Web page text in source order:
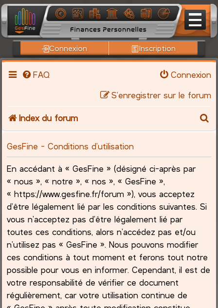
Connexion Inscription
FAQ
Connexion
S’enregistrer sur le forum
Index du forum
c
GesFine - Conditions d’utilisation
En accédant à « GesFine » (désigné ci-après par
« nous », « notre », « nos », « GesFine »,
« https://www.gesfine.fr/forum »), vous acceptez
d’être légalement lié par les conditions suivantes. Si
vous n’acceptez pas d’être légalement lié par
toutes ces conditions, alors n’accédez pas et/ou
n’utilisez pas « GesFine ». Nous pouvons modifier
ces conditions à tout moment et ferons tout notre
possible pour vous en informer. Cependant, il est de
votre responsabilité de vérifier ce document
régulièrement, car votre utilisation continue de